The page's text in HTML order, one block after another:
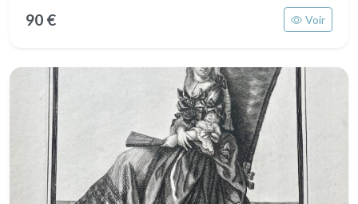
90 € Voir